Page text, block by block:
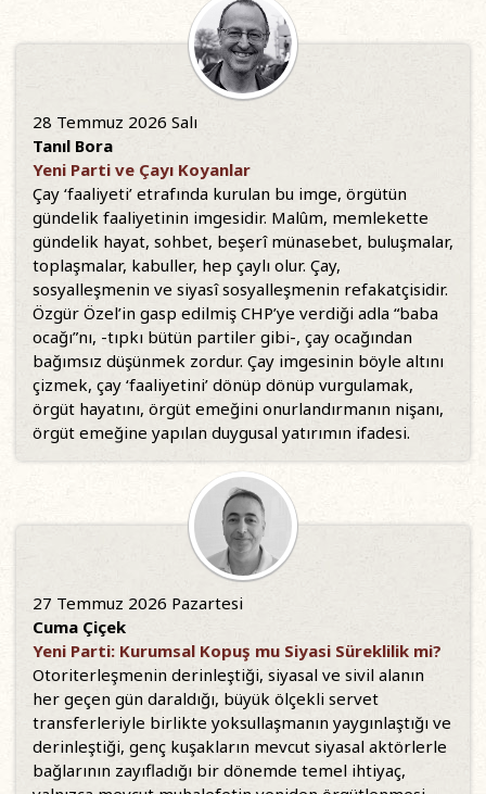
28 Temmuz 2026 Salı
Tanıl Bora
Yeni Parti ve Çayı Koyanlar
Çay ‘faaliyeti’ etrafında kurulan bu imge, örgütün
gündelik faaliyetinin imgesidir. Malûm, memlekette
gündelik hayat, sohbet, beşerî münasebet, buluşmalar,
toplaşmalar, kabuller, hep çaylı olur. Çay,
sosyalleşmenin ve siyasî sosyalleşmenin refakatçisidir.
Özgür Özel’in gasp edilmiş CHP’ye verdiği adla “baba
ocağı”nı, -tıpkı bütün partiler gibi-, çay ocağından
bağımsız düşünmek zordur. Çay imgesinin böyle altını
çizmek, çay ‘faaliyetini’ dönüp dönüp vurgulamak,
örgüt hayatını, örgüt emeğini onurlandırmanın nişanı,
örgüt emeğine yapılan duygusal yatırımın ifadesi.
27 Temmuz 2026 Pazartesi
Cuma Çiçek
Yeni Parti: Kurumsal Kopuş mu Siyasi Süreklilik mi?
Otoriterleşmenin derinleştiği, siyasal ve sivil alanın
her geçen gün daraldığı, büyük ölçekli servet
transferleriyle birlikte yoksullaşmanın yaygınlaştığı ve
derinleştiği, genç kuşakların mevcut siyasal aktörlerle
bağlarının zayıfladığı bir dönemde temel ihtiyaç,